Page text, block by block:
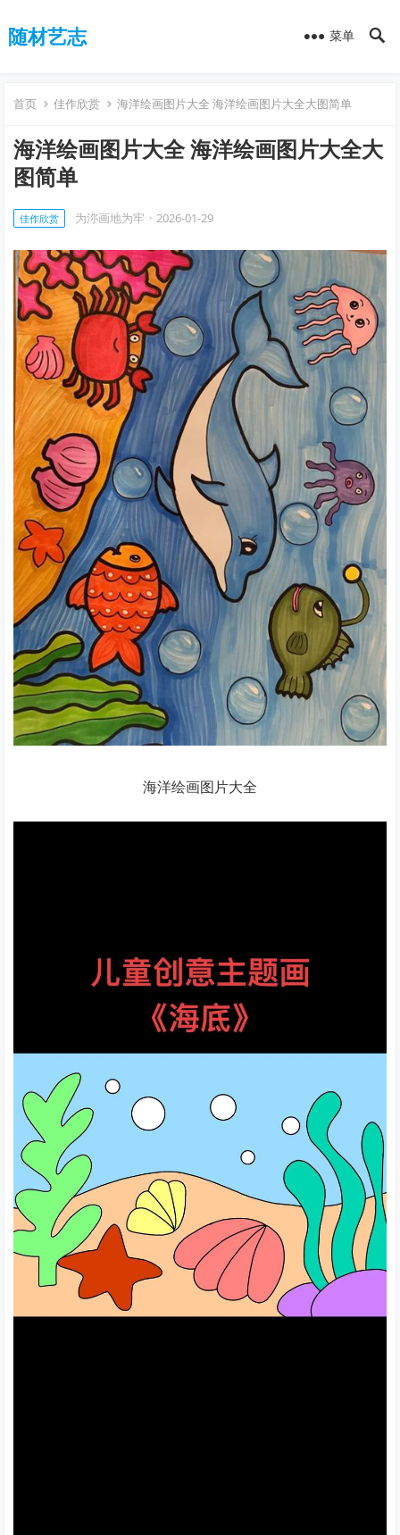
随材艺志 菜单
首页 佳作欣赏 海洋绘画图片大全 海洋绘画图片大全大图简单
海洋绘画图片大全 海洋绘画图片大全大
图简单
佳作欣赏 为沵画地为牢 · 2026-01-29
海洋绘画图片大全